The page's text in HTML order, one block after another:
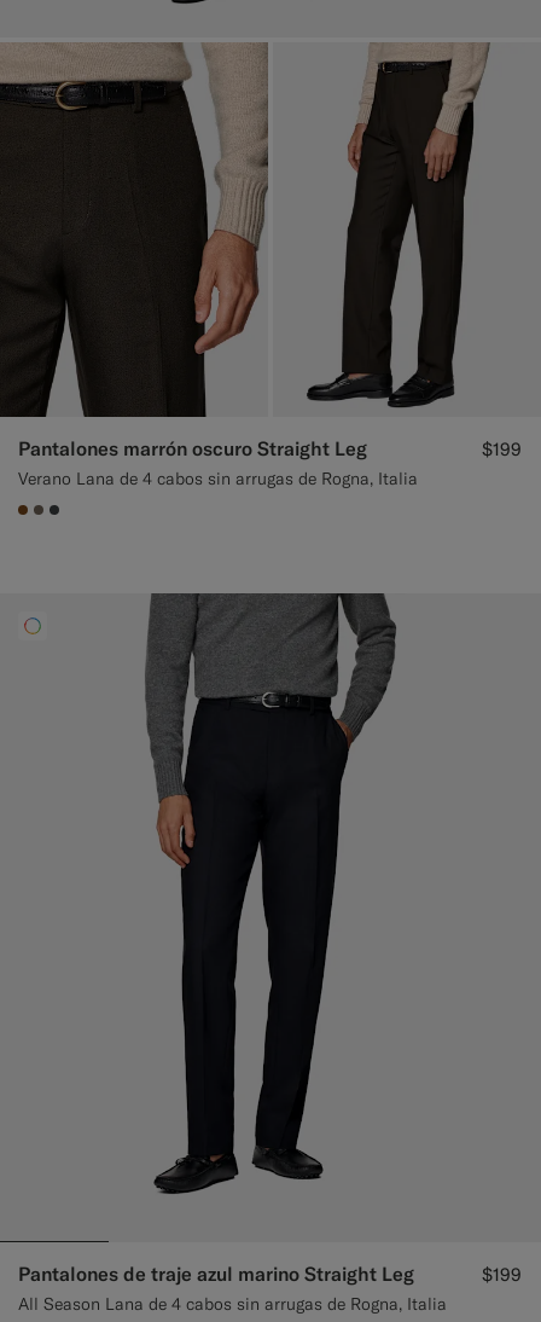
Pantalones marrón oscuro Straight Leg
Verano Lana de 4 cabos sin arrugas de Rogna, Italia
$199
#76471B
#706559
#3d4043
Pantalones de traje azul marino Straight Leg
All Season Lana de 4 cabos sin arrugas de Rogna, Italia
$199